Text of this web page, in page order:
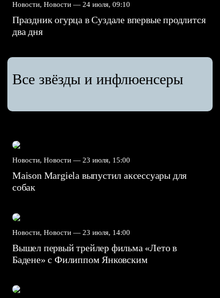
Новости, Новости — 24 июля, 09:10
Праздник огурца в Суздале впервые продлится
два дня
Все звёзды и инфлюенсеры
Новости, Новости — 23 июля, 15:00
Maison Margiela выпустил аксессуары для
собак
Новости, Новости — 23 июля, 14:00
Вышел первый трейлер фильма «Лето в
Бадене» с Филиппом Янковским